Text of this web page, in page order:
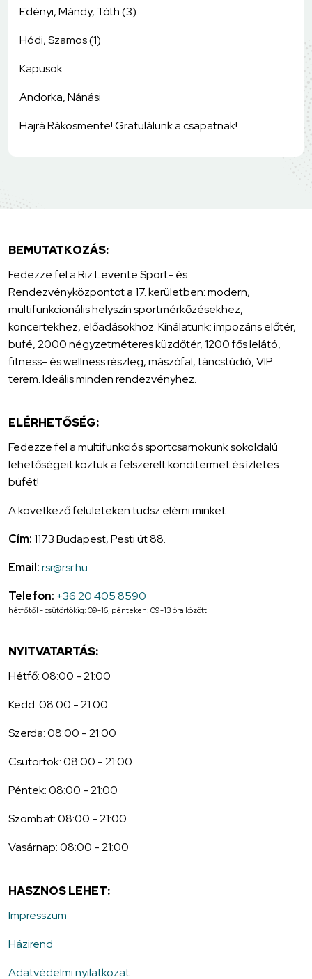
Edényi, Mándy, Tóth (3)
Hódi, Szamos (1)
Kapusok:
Andorka, Nánási
Hajrá Rákosmente! Gratulálunk a csapatnak!
BEMUTATKOZÁS:
Fedezze fel a Riz Levente Sport- és
Rendezvényközpontot a 17. kerületben: modern,
multifunkcionális helyszín sportmérkőzésekhez,
koncertekhez, előadásokhoz. Kínálatunk: impozáns előtér,
büfé, 2000 négyzetméteres küzdőtér, 1200 fős lelátó,
fitness- és wellness részleg, mászófal, táncstúdió, VIP
terem. Ideális minden rendezvényhez.
ELÉRHETŐSÉG:
Fedezze fel a multifunkciós sportcsarnokunk sokoldalú
lehetőségeit köztük a felszerelt konditermet és ízletes
büfét!
A következő felületeken tudsz elérni minket:
Cím:1173 Budapest, Pesti út 88.
Email:rsr@rsr.hu
Telefon: +36 20 405 8590
hétfőtől - csütörtökig: 09-16, pénteken: 09-13 óra között
NYITVATARTÁS:
Hétfő: 08:00 - 21:00
Kedd: 08:00 - 21:00
Szerda: 08:00 - 21:00
Csütörtök: 08:00 - 21:00
Péntek: 08:00 - 21:00
Szombat: 08:00 - 21:00
Vasárnap: 08:00 - 21:00
HASZNOS LEHET:
Impresszum
Házirend
Adatvédelmi nyilatkozat